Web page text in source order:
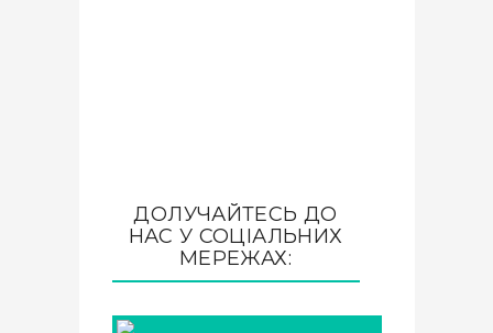
ДОЛУЧАЙТЕСЬ ДО
НАС У СОЦІАЛЬНИХ
МЕРЕЖАХ: